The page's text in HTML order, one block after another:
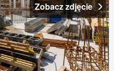
Zobacz zdjęcie